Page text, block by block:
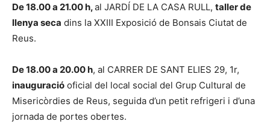
De 18.00 a 21.00 h,al JARDÍ DE LA CASA RULL, taller de
llenya seca dins la XXIII Exposició de Bonsais Ciutat de
Reus.
De 18.00 a 20.00 h, al CARRER DE SANT ELIES 29, 1r,
inauguració oficial del local social del Grup Cultural de
Misericòrdies de Reus, seguida d’un petit refrigeri i d’una
jornada de portes obertes.